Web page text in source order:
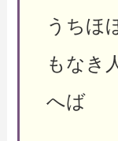
うちほ
もなき
へば